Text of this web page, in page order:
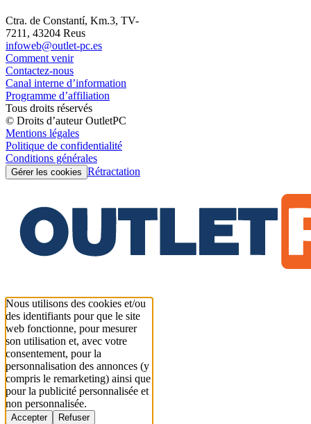
Ctra. de Constantí, Km.3, TV-
7211, 43204 Reus
infoweb@outlet-pc.es
Comment venir
Contactez-nous
Canal interne d’information
Programme d’affiliation
Tous droits réservés
© Droits d’auteur OutletPC
Mentions légales
Politique de confidentialité
Conditions générales
Gérer les cookies Rétractation
Nous utilisons des cookies et/ou
des identifiants pour que le site
web fonctionne, pour mesurer
son utilisation et, avec votre
consentement, pour la
personnalisation des annonces (y
compris le remarketing) ainsi que
pour la publicité personnalisée et
non personnalisée.
Accepter
Refuser